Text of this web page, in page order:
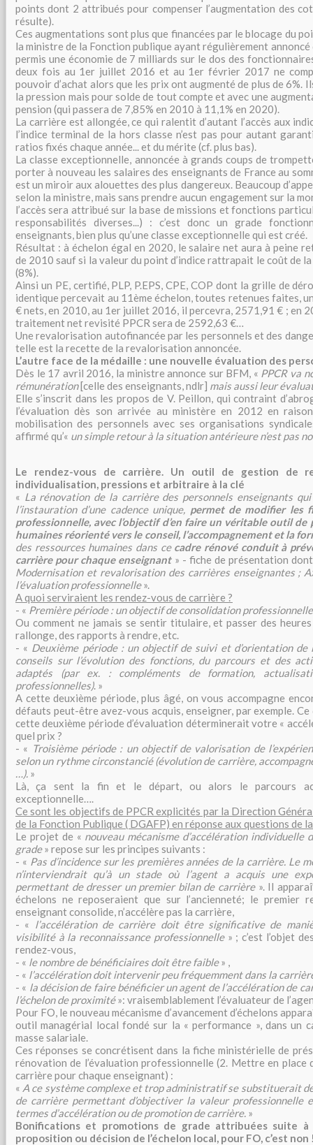
points dont 2 attribués pour compenser l’augmentation des
résulte).
Ces augmentations sont plus que financées par le blocage du
la ministre de la Fonction publique ayant régulièrement
permis une économie de 7 milliards sur le dos des
deux fois au 1er juillet 2016 et au 1er février 2017 ne
pouvoir d’achat alors que les prix ont augmenté de plus de 6%.
la pression mais pour solde de tout compte et avec une
pension (qui passera de 7,85% en 2010 à 11,1% en 2020).
La carrière est allongée, ce qui ralentit d’autant l’accès aux
l’indice terminal de la hors classe n’est pas pour autant
ratios fixés chaque année... et du mérite (cf. plus bas).
La classe exceptionnelle, annoncée à grands coups de
porter à nouveau les salaires des enseignants de France au
est un miroir aux alouettes des plus dangereux. Beaucoup
selon la ministre, mais sans prendre aucun engagement sur la
l’accès sera attribué sur la base de missions et fonctions
responsabilités diverses...) : c’est donc un grade
enseignants, bien plus qu’une classe exceptionnelle qui est créé.
Résultat : à échelon égal en 2020, le salaire net aura à peine
de 2010 sauf si la valeur du point d’indice rattrapait le coût de la
(8%).
Ainsi un PE, certifié, PLP, P.EPS, CPE, COP dont la grille de
identique percevait au 11ème échelon, toutes retenues faites,
€ nets, en 2010, au 1er juillet 2016, il percevra, 2571,91 € ; en
traitement net revisité PPCR sera de 2592,63 €…
Une revalorisation autofinancée par les personnels et des
telle est la recette de la revalorisation annoncée.
L’autre face de la médaille : une nouvelle évaluation des
Dès le 17 avril 2016, la ministre annonce sur BFM, « PPCR va
rémunération[celle des enseignants, ndlr] mais aussi leur
Elle s’inscrit dans les propos de V. Peillon, qui contraint
l’évaluation dès son arrivée au ministère en 2012 en
mobilisation des personnels avec ses organisations
affirmé qu’« un simple retour à la situation antérieure n’est pas
Le rendez-vous de carrière. Un outil de gestion de
individualisation, pressions et arbitraire à la clé
« La rénovation de la carrière des personnels enseignants
l’instauration d’une cadence unique, permet de modifier les
professionnelle, avec l’objectif d’en faire un véritable outil
humaines réorienté vers le conseil, l’accompagnement et la
des ressources humaines dans ce cadre rénové conduit à
carrière pour chaque enseignant» - fiche de présentation
Modernisation et revalorisation des carrières enseignantes ;
l’évaluation professionnelle».
A quoi serviraient les rendez-vous de carrière ?
- « Première période : un objectif de consolidation
Ou comment ne jamais se sentir titulaire, et passer des
rallonge, des rapports à rendre, etc.
- « Deuxième période : un objectif de suivi et d’orientation
conseils sur l’évolution des fonctions, du parcours et des
adaptés (par ex. : compléments de formation,
professionnelles). »
A cette deuxième période, plus âgé, on vous accompagne
défauts peut-être avez-vous acquis, enseigner, par exemple. Ce
cette deuxième période d’évaluation déterminerait votre «
quel prix ?
- « Troisième période : un objectif de valorisation de
selon un rythme circonstancié (évolution de carrière,
…). »
Là, ça sent la fin et le départ, ou alors le parcours
exceptionnelle….
Ce sont les objectifs de PPCR explicités par la Direction
de la Fonction Publique ( DGAFP) en réponse aux questions de
Le projet de « nouveau mécanisme d’accélération individuelle
grade» repose sur les principes suivants :
- « Pas d’incidence sur les premières années de la carrière. Le
n’interviendrait qu’à un stade où l’agent a acquis une
permettant de dresser un premier bilan de carrière». Il
échelons ne reposeraient que sur l’ancienneté; le premier
enseignant consolide, n’accélère pas la carrière,
- « l’accélération de carrière doit être significative de
visibilité à la reconnaissance professionnelle » ; c’est l’objet
rendez-vous,
- « le nombre de bénéficiaires doit être faible» ,
- « l’accélération doit intervenir peu fréquemment dans la
- « la décision de faire bénéficier un agent de l’accélération de
l’échelon de proximité»: vraisemblablement l’évaluateur de
Pour FO, le nouveau mécanisme d’avancement d’échelons
outil managérial local fondé sur la « performance », dans un
masse salariale.
Ces réponses se concrétisent dans la fiche ministérielle de
rénovation de l’évaluation professionnelle (2. Mettre en place
carrière pour chaque enseignant) :
« A ce système complexe et trop administratif se substituerait
de carrière permettant d’objectiver la valeur professionnelle
termes d’accélération ou de promotion de carrière. »
Bonifications et promotions de grade attribuées suite
proposition ou décision de l’échelon local, pour FO, c’est non